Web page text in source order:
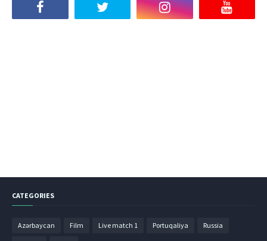
CATEGORIES
Azərbaycan Film Live match 1 Portuqaliya Russia